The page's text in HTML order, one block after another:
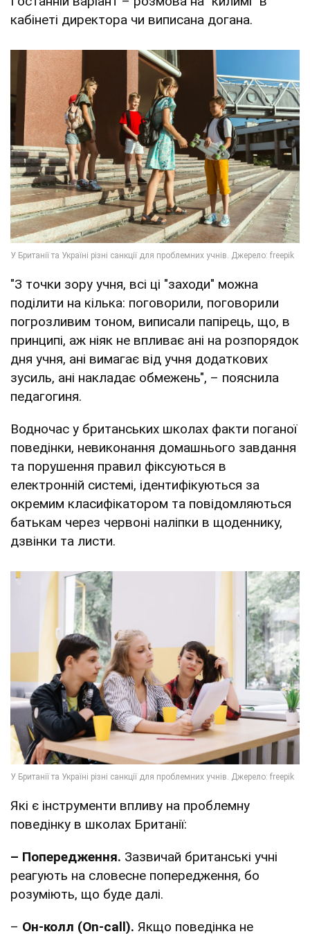
кабінеті директора чи виписана догана.
"З точки зору учня, всі ці "заходи" можна
поділити на кілька: поговорили, поговорили
погрозливим тоном, виписали папірець, що, в
принципі, аж ніяк не впливає ані на розпорядок
дня учня, ані вимагає від учня додаткових
зусиль, ані накладає обмежень", – пояснила
педагогиня.
Водночас у британських школах факти поганої
поведінки, невиконання домашнього завдання
та порушення правил фіксуються в
електронній системі, ідентифікуються за
окремим класифікатором та повідомляються
батькам через червоні наліпки в щоденнику,
дзвінки та листи.
Які є інструменти впливу на проблемну
поведінку в школах Британії:
– Попередження. Зазвичай британські учні
реагують на словесне попередження, бо
розуміють, що буде далі.
– Он-колл (On-call). Якщо поведінка не